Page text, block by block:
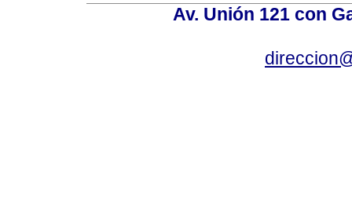
Av. Unión 121 con